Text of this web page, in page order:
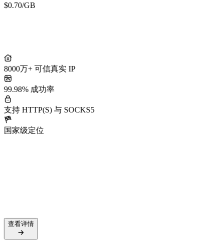
$0.70/GB
8000万+ 可信真实 IP
99.98% 成功率
支持 HTTP(S) 与 SOCKS5
国家级定位
查看详情